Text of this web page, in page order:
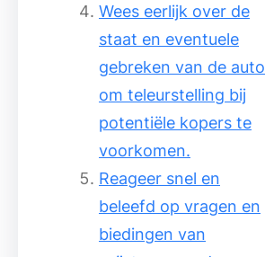
Wees eerlijk over de
staat en eventuele
gebreken van de auto
om teleurstelling bij
potentiële kopers te
voorkomen.
Reageer snel en
beleefd op vragen en
biedingen van